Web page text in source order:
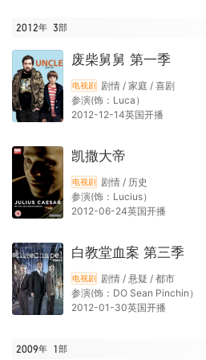
2012年 3部
废柴舅舅 第一季
电视剧 剧情 / 家庭 / 喜剧
参演(饰：Luca）
2012-12-14英国开播
凯撒大帝
电视剧 剧情 / 历史
参演(饰：Lucius）
2012-06-24英国开播
白教堂血案 第三季
电视剧 剧情 / 悬疑 / 都市
参演(饰：DO Sean Pinchin）
2012-01-30英国开播
2009年 1部